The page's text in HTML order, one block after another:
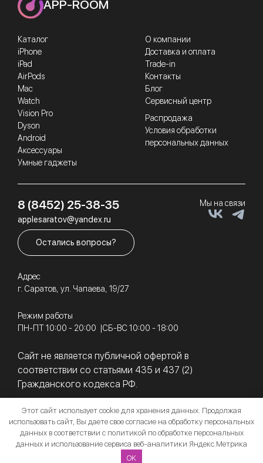
Каталог
iPhone
iPad
AirPods
Mac
Watch
Vision Pro
Dyson
Android
Аксессуары
Умные гаджеты
О компании
Доставка и оплата
Trade-in
Контакты
Блог
Сервисный центр
Распродажа
Условия обработки
персональных данных
APP-ROOM
© 2011 - 2026 Магазин цифровой техники App-Room
Разработка сайта
8 (8452) 25-38-35
applesaratov@yandex.ru
Остались вопросы?
Адрес
г. Саратов, ул. Чапаева, 19/27
Режим работы
ПН-ПТ 10:00 - 20:00
СБ-ВС 10:00 - 18:00
Сайт не является публичной офертой в
соответствии со статьями 435 и 437 (2)
Гражданского кодекса РФ.
Мы на связи
Этот сайт использует cookie для хранения данных. Продолжая
использовать сайт, Вы даете свое согласие на обработку персональных
данныхв соответствии с политикой по обработке персональных
данных и использование сервиса веб-аналитики Яндекс.Метрика
OK